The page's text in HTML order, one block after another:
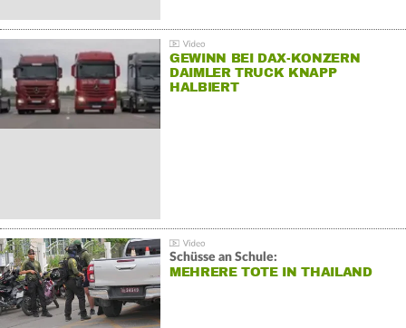
GEWINN BEI DAX-KONZERN
DAIMLER TRUCK KNAPP
HALBIERT
Schüsse an Schule:
MEHRERE TOTE IN THAILAND